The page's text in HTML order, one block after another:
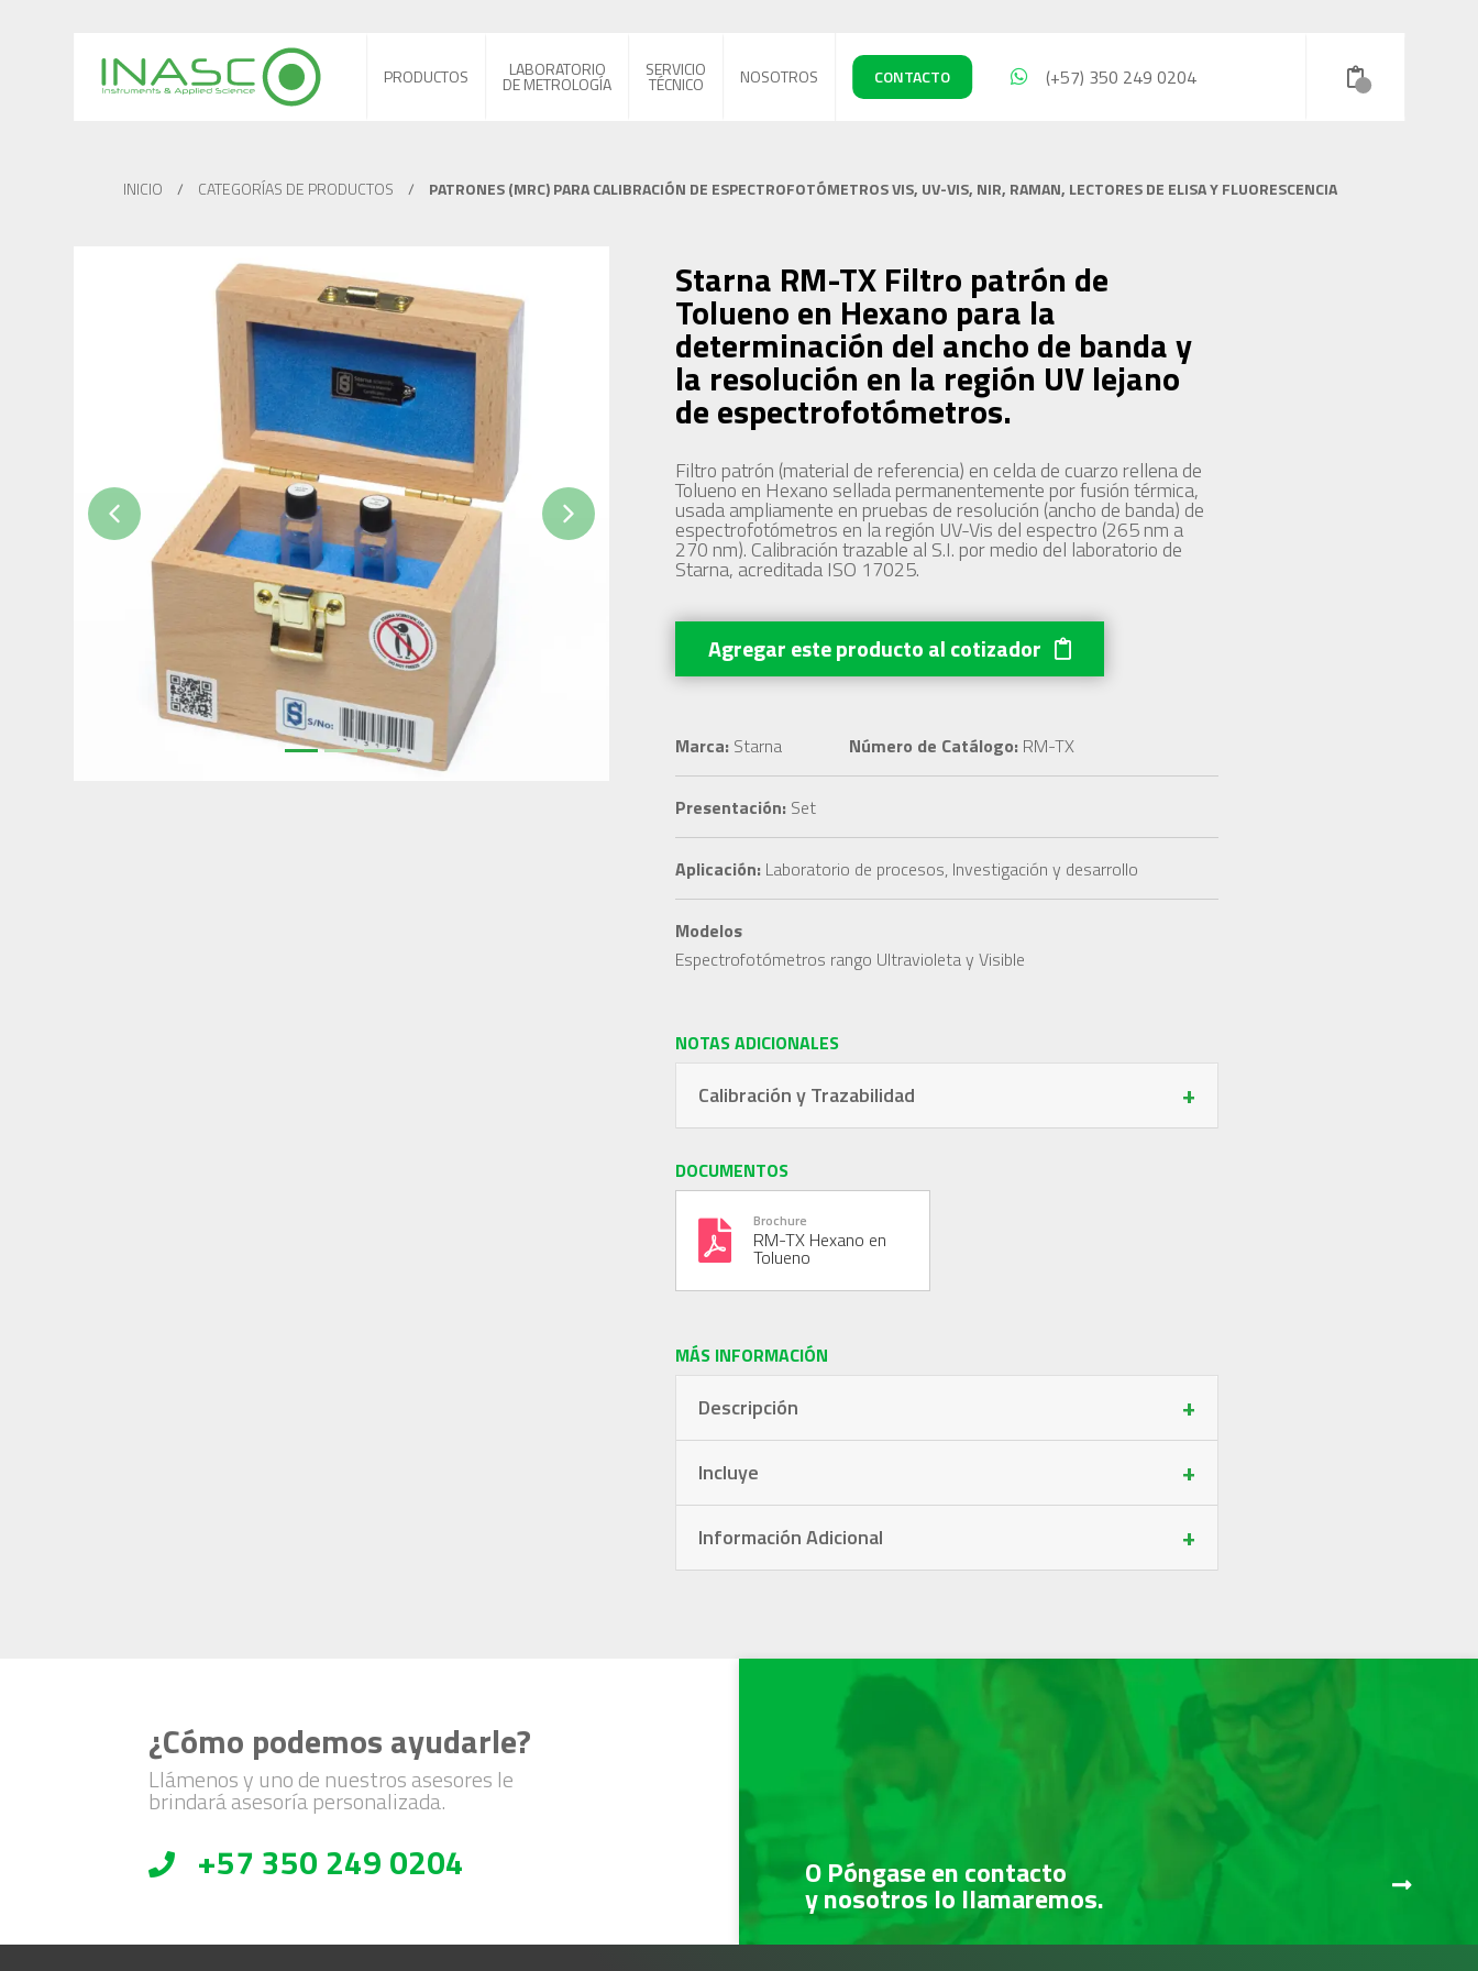
PRODUCTOS LABORATORIO
DE METROLOGÍA
SERVICIO
TÉCNICO NOSOTROS CONTACTO (+57) 350 249 0204
INICIO / CATEGORÍAS DE PRODUCTOS / PATRONES (MRC) PARA CALIBRACIÓN DE ESPECTROFOTÓMETROS VIS, UV-VIS, NIR, RAMAN, LECTORES DE ELISA Y FLUORESCENCIA
Previous Next
Starna RM-TX Filtro patrón de
Tolueno en Hexano para la
determinación del ancho de banda y
la resolución en la región UV lejano
de espectrofotómetros.
Filtro patrón (material de referencia) en celda de cuarzo rellena de
Tolueno en Hexano sellada permanentemente por fusión térmica,
usada ampliamente en pruebas de resolución (ancho de banda) de
espectrofotómetros en la región UV-Vis del espectro (265 nm a
270 nm). Calibración trazable al S.I. por medio del laboratorio de
Starna, acreditada ISO 17025.
Agregar este productoal cotizador
Marca:Starna Número de Catálogo:RM-TX
Presentación:Set
Aplicación:Laboratorio de procesos, Investigación y desarrollo
Modelos
Espectrofotómetros rango Ultravioleta y Visible
NOTAS ADICIONALES
Calibración y Trazabilidad +
DOCUMENTOS
Brochure
RM-TX Hexano en
Tolueno
MÁS INFORMACIÓN
Descripción +
Incluye +
Información Adicional +
¿Cómo podemos ayudarle?
Llámenos y uno de nuestros asesores le
brindará asesoría personalizada.
+57 350 249 0204 O Póngase en contacto
y nosotros lo llamaremos.